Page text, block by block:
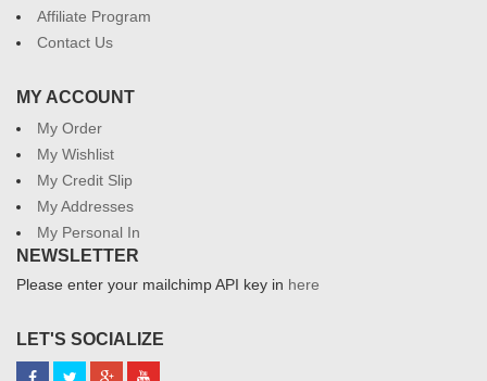
Affiliate Program
Contact Us
MY ACCOUNT
My Order
My Wishlist
My Credit Slip
My Addresses
My Personal In
NEWSLETTER
Please enter your mailchimp API key in here
LET'S SOCIALIZE